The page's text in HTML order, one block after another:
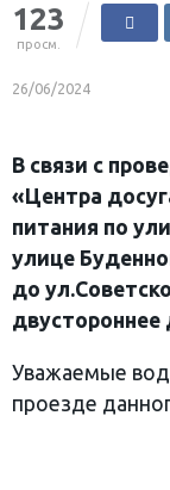
123
просм.
26/06/2024
В связи с
«Центра
питания по
улице
до
Уважаемые
проезде